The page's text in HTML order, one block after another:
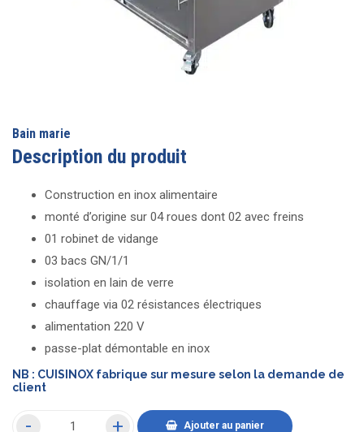
Bain marie
Description du produit
Construction en inox alimentaire
monté d’origine sur 04 roues dont 02 avec freins
01 robinet de vidange
03 bacs GN/1/1
isolation en lain de verre
chauffage via 02 résistances électriques
alimentation 220 V
passe-plat démontable en inox
NB : CUISINOX fabrique sur mesure selon la demande de
client
Ajouter au panier